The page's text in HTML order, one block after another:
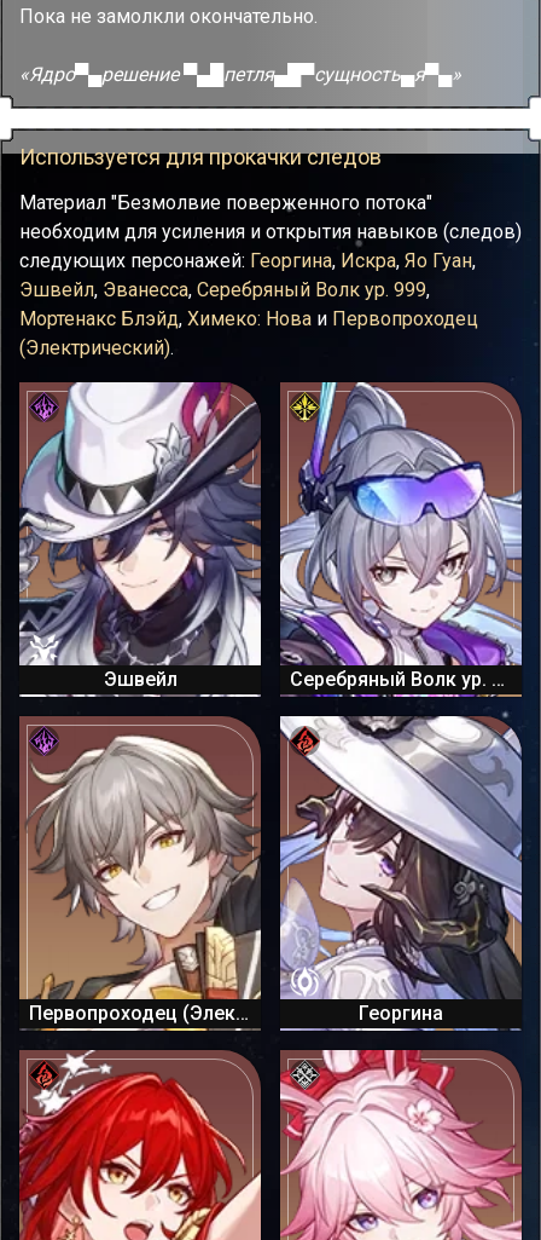
Пока не замолкли окончательно.
«Ядро▀▄решение ▀▄█петля▄█▀сущность▄я▀▄»
Используется для прокачки следов
Материал "Безмолвие поверженного потока"
необходим для усиления и открытия навыков (следов)
следующих персонажей: Георгина, Искра, Яо Гуан,
Эшвейл, Эванесса, Серебряный Волк ур. 999,
Мортенакс Блэйд, Химеко: Нова и Первопроходец
(Электрический).
Эшвейл Серебряный Волк ур. 999
Первопроходец (Электрический) Георгина